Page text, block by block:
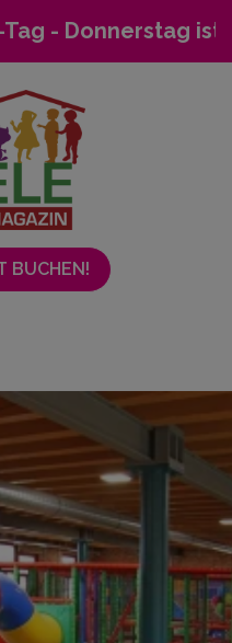
ist Mietertag
BUCHEN!